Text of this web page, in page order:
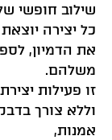
שילוב חופשי
כל יצירה
את הדמיון,
משלהם.
זו פעילות
וללא צורך
אמנות,